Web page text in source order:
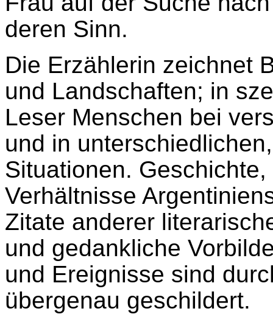
deren Sinn.
Die Erzählerin zeichnet
und Landschaften; in
Leser Menschen bei
und in
Situationen.
Verhältnisse
Zitate anderer
und gedankliche
und Ereignisse sind
übergenau geschildert.